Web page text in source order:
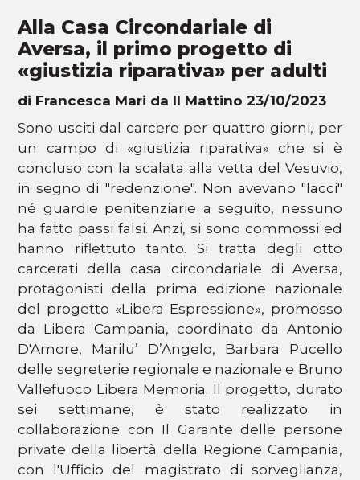
Alla Casa Circondariale di
Aversa, il primo progetto di
«giustizia riparativa» per adulti
di Francesca Mari da Il Mattino 23/10/2023
Sono usciti dal carcere per quattro giorni, per
un campo di «giustizia riparativa» che si è
concluso con la scalata alla vetta del Vesuvio,
in segno di "redenzione". Non avevano "lacci"
né guardie penitenziarie a seguito, nessuno
ha fatto passi falsi. Anzi, si sono commossi ed
hanno riflettuto tanto. Si tratta degli otto
carcerati della casa circondariale di Aversa,
protagonisti della prima edizione nazionale
del progetto «Libera Espressione», promosso
da Libera Campania, coordinato da Antonio
D'Amore, Marilu’ D’Angelo, Barbara Pucello
delle segreterie regionale e nazionale e Bruno
Vallefuoco Libera Memoria. Il progetto, durato
sei settimane, è stato realizzato in
collaborazione con Il Garante delle persone
private della libertà della Regione Campania,
con l'Ufficio del magistrato di sorveglianza,